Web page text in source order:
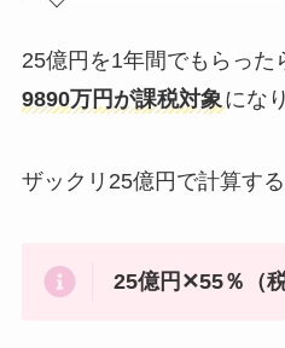
25億円を1年間でもらった
9890万円が課税対象 にな
ザックリ25億円で計算す
25億円✕55％（